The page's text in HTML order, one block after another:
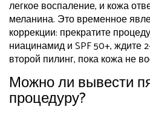
легкое воспаление, и кожа
меланина. Это временное
коррекции: прекратите
ниацинамид и SPF 50+, ждите
второй пилинг, пока кожа не
Можно ли вывести
процедуру?